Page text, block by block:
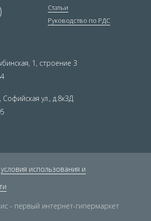
Статьи
Руководство по РДС
1, строение 3
, Софийская ул., д.8к3Д
условия использования и
- первый интернет-гипермаркет